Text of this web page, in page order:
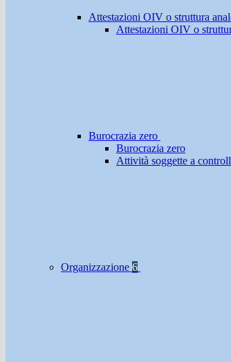
Attestazioni OIV o struttura
Attestazioni OIV o
Burocrazia zero
Burocrazia zero
Attività soggette a
Organizzazione 6